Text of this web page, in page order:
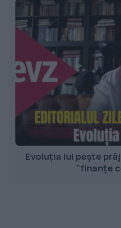
Evoluția lui pește
”finanțe